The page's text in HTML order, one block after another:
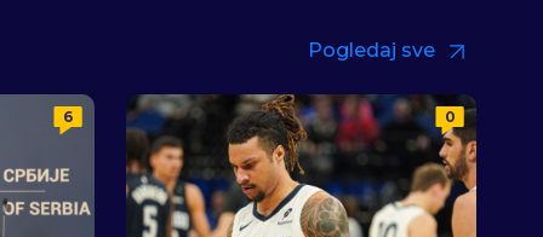
Pogledaj sve
6 0